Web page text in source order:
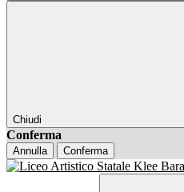
Chiudi
Conferma
Annulla Conferma